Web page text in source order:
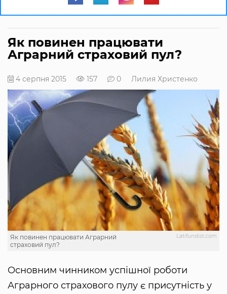
Як повинен працювати
Аграрний страховий пул?
4 серпня 2015 157 0 Лилия Христенко
Latifundist.com
Як повинен працювати Аграрний
страховий пул?
Основним чинником успішної роботи
Аграрного страхового пулу є присутність у